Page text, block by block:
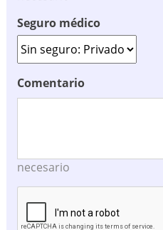
Seguro médico
Comentario
necesario